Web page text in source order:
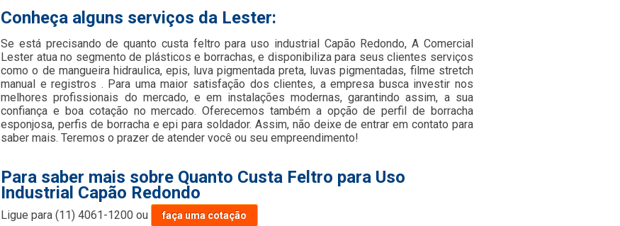
Conheça alguns serviços da Lester:
Se está precisando de quanto custa feltro para uso industrial Capão Redondo, A Comercial
Lester atua no segmento de plásticos e borrachas, e disponibiliza para seus clientes serviços
como o de mangueira hidraulica, epis, luva pigmentada preta, luvas pigmentadas, filme stretch
manual e registros . Para uma maior satisfação dos clientes, a empresa busca investir nos
melhores profissionais do mercado, e em instalações modernas, garantindo assim, a sua
confiança e boa cotação no mercado. Oferecemos também a opção de perfil de borracha
esponjosa, perfis de borracha e epi para soldador. Assim, não deixe de entrar em contato para
saber mais. Teremos o prazer de atender você ou seu empreendimento!
Para saber mais sobre Quanto Custa Feltro para Uso
Industrial Capão Redondo
Ligue para(11) 4061-1200 ou faça uma cotação